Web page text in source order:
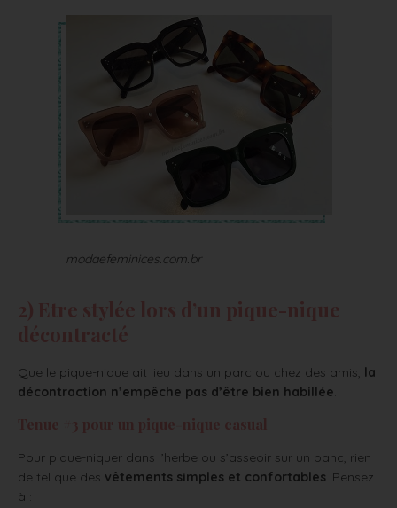
modaefeminices.com.br
Que le pique-nique ait lieu dans un parc ou chez des amis,
la
décontraction n’empêche pas d’être bien habillée
Pour pique-niquer dans l’herbe ou s’asseoir sur un banc, rien
de tel que des vêtements simples et confortables . Pensez
à :